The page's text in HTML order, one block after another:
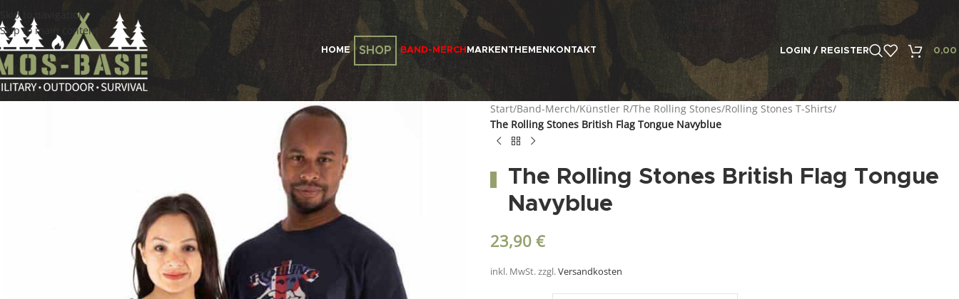
Skip to navigation
Skip to main content
HOME SHOP BAND-MERCH MARKEN THEMEN KONTAKT LOGIN / REGISTER 0,00
Start/Band-Merch/Künstler R/The Rolling Stones/Rolling Stones T-Shirts/
The Rolling Stones British Flag Tongue Navyblue
The Rolling Stones British Flag Tongue
Navyblue
23,90 €
inkl. MwSt.zzgl.Versandkosten